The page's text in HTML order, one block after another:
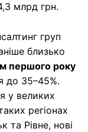
млрд грн.
груп
близько
першого року
до 35–45%.
у великих
регіонах
та Рівне, нові